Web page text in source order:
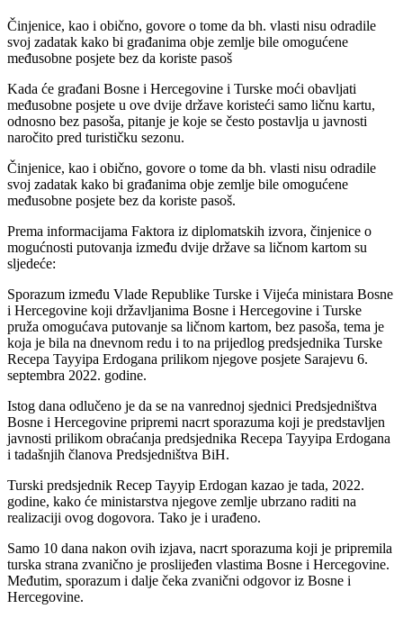
Činjenice, kao i obično, govore o tome da bh. vlasti nisu odradile
svoj zadatak kako bi građanima obje zemlje bile omogućene
međusobne posjete bez da koriste pasoš
Kada će građani Bosne i Hercegovine i Turske moći obavljati
međusobne posjete u ove dvije države koristeći samo ličnu kartu,
odnosno bez pasoša, pitanje je koje se često postavlja u javnosti
naročito pred turističku sezonu.
Činjenice, kao i obično, govore o tome da bh. vlasti nisu odradile
svoj zadatak kako bi građanima obje zemlje bile omogućene
međusobne posjete bez da koriste pasoš.
Prema informacijama Faktora iz diplomatskih izvora, činjenice o
mogućnosti putovanja između dvije države sa ličnom kartom su
sljedeće:
Sporazum između Vlade Republike Turske i Vijeća ministara Bosne
i Hercegovine koji državljanima Bosne i Hercegovine i Turske
pruža omogućava putovanje sa ličnom kartom, bez pasoša, tema je
koja je bila na dnevnom redu i to na prijedlog predsjednika Turske
Recepa Tayyipa Erdogana prilikom njegove posjete Sarajevu 6.
septembra 2022. godine.
Istog dana odlučeno je da se na vanrednoj sjednici Predsjedništva
Bosne i Hercegovine pripremi nacrt sporazuma koji je predstavljen
javnosti prilikom obraćanja predsjednika Recepa Tayyipa Erdogana
i tadašnjih članova Predsjedništva BiH.
Turski predsjednik Recep Tayyip Erdogan kazao je tada, 2022.
godine, kako će ministarstva njegove zemlje ubrzano raditi na
realizaciji ovog dogovora. Tako je i urađeno.
Samo 10 dana nakon ovih izjava, nacrt sporazuma koji je pripremila
turska strana zvanično je proslijeđen vlastima Bosne i Hercegovine.
Međutim, sporazum i dalje čeka zvanični odgovor iz Bosne i
Hercegovine.